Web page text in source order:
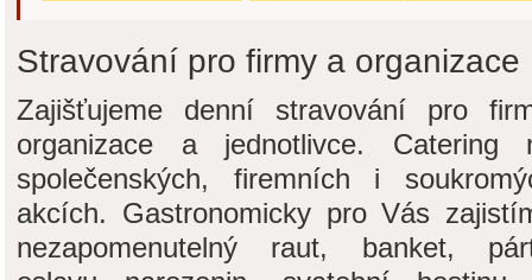
Stravování pro firmy a organizace
Zajišťujeme denní stravování pro
organizace a jednotlivce. Catering
společenských, firemních i
akcích. Gastronomicky pro Vás
nezapomenutelný raut, banket,